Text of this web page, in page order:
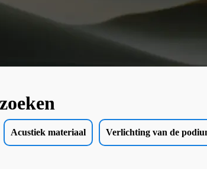
Acustiek materiaal Verlichting van de